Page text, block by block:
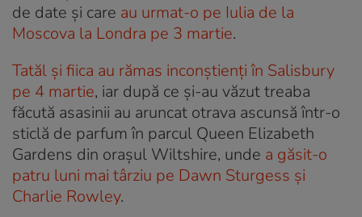
de date și care au urmat-o pe Iulia de la
Moscova la Londra pe 3 martie.
Tatăl și fiica au rămas inconștienți în Salisbury
pe 4 martie, iar după ce și-au văzut treaba
făcută asasinii au aruncat otrava ascunsă într-o
sticlă de parfum în parcul Queen Elizabeth
Gardens din orașul Wiltshire, unde a găsit-o
patru luni mai târziu pe Dawn Sturgess și
Charlie Rowley.